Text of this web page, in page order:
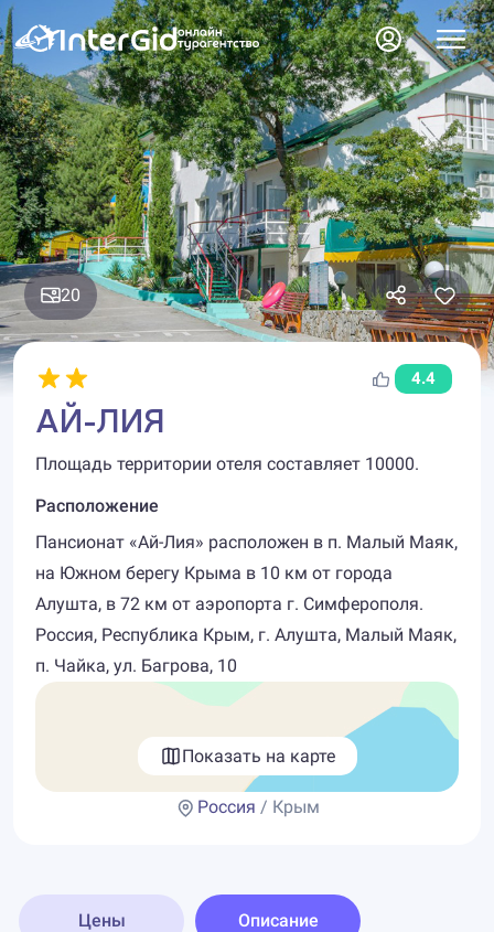
20
4.4
АЙ-ЛИЯ
Площадь территории отеля составляет 10000.
Расположение
Пансионат «Ай-Лия» расположен в п. Малый Маяк,
на Южном берегу Крыма в 10 км от города
Алушта, в 72 км от аэропорта г. Симферополя.
Россия, Республика Крым, г. Алушта, Малый Маяк,
п. Чайка, ул. Багрова, 10
Показать на карте
Россия / Крым
Цены Описание